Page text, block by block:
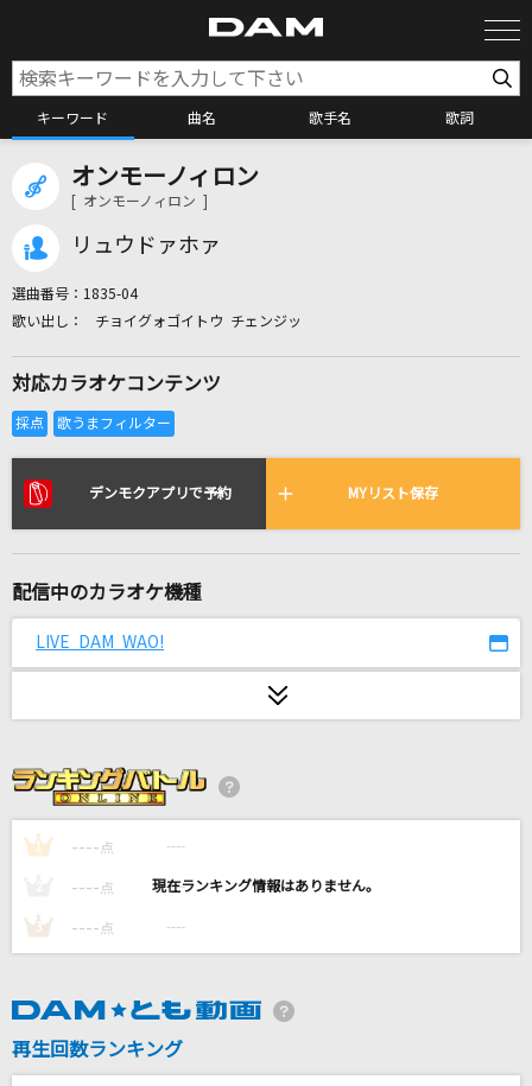
キーワード 曲名 歌手名 歌詞
カラオケ検索
リアルタイムで歌われている曲の一覧
夏祭り
V.I.P
Soranji
Mrs. GREEN APPLE
ポルノグラフィティ
サザンオールスターズ
オンモーノィロン
[ オンモーノィロン ]
リュウドァホァ
選曲番号： 1835-04
チョイグォゴイトウ チェンジッ
対応カラオケコンテンツ
デンモクアプリで予約 MYリスト保存
配信中のカラオケ機種
LIVE DAM WAO!
1 ---- 点 ----
---- 点 ----
3 ---- 点 ----
再生回数ランキング